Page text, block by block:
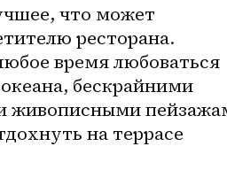
что может
ресторана.
время любоваться
бескрайними
живописными
на террасе